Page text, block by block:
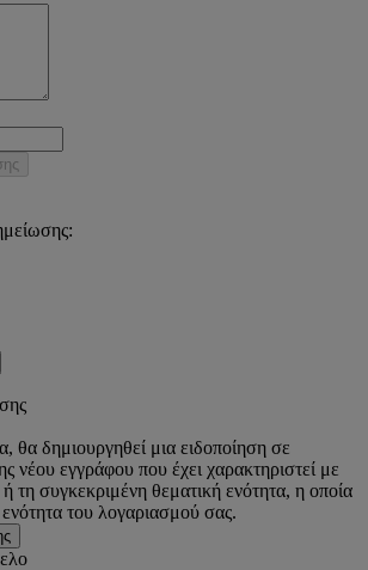
θα δημιουργηθεί μια ειδοποίηση σε
νέου εγγράφου που έχει χαρακτηριστεί με
τη συγκεκριμένη θεματική ενότητα, η οποία
του λογαριασμού σας.